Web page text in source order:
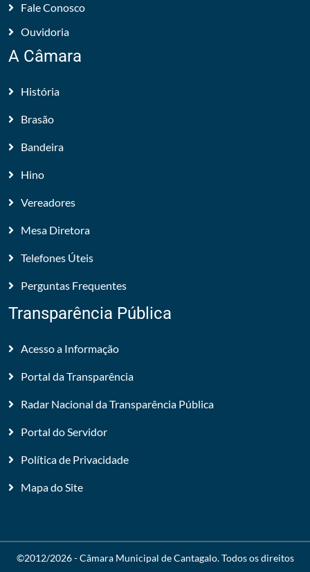
Fale Conosco
Ouvidoria
A Câmara
História
Brasão
Bandeira
Hino
Vereadores
Mesa Diretora
Telefones Úteis
Perguntas Frequentes
Transparência Pública
Acesso a Informação
Portal da Transparência
Radar Nacional da Transparência Pública
Portal do Servidor
Política de Privacidade
Mapa do Site
©2012/2026 -Câmara Municipal de Cantagalo. Todos os direitos